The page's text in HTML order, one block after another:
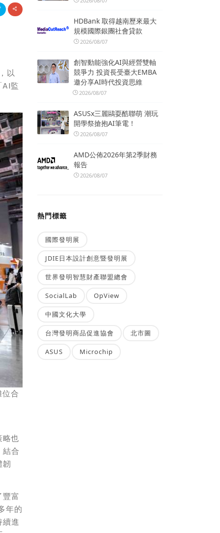
以
監
合
略也
結合
韌
富
年的
續進
HDBank 取得越南歷來最大
規模國際銀團社會貸款
2026/08/07
創智動能強化AI與經營雙軸
競爭力 投資長受臺大EMBA
邀分享AI時代投資思維
2026/08/07
ASUSx三麗鷗耍酷聯萌 潮玩
開學祭搶抱AI筆電！
2026/08/07
AMD公佈2026年第2季財務
報告
2026/08/07
熱門標籤
國際發明展
JDIE日本設計創意暨發明展
世界發明智慧財產聯盟總會
SocialLab OpView
中國文化大學
台灣發明商品促進協會 北市圖
ASUS Microchip